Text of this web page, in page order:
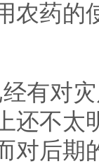
农药的
对灾
还不太
对后期